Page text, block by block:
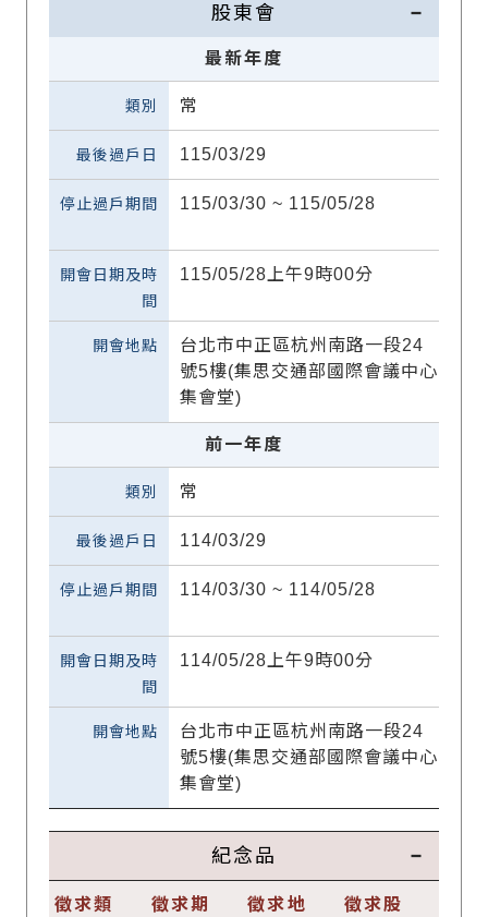
股東會
最新年度
常
115/03/29
115/03/30 ~ 115/05/28
115/05/28上午9時00分
台北市中正區杭州南路一段24
號5樓(集思交通部國際會議中心
集會堂)
前一年度
常
114/03/29
114/03/30 ~ 114/05/28
114/05/28上午9時00分
台北市中正區杭州南路一段24
號5樓(集思交通部國際會議中心
集會堂)
紀念品
徵求類 徵求期 徵求地 徵求股